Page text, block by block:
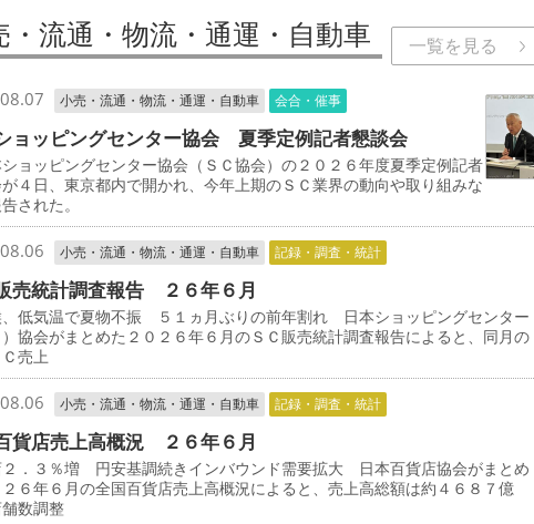
・流通・物流・通運・自動車 一覧を見る
小売・流通・物流・通運・自動車 会合・催事
ョッピングセンター協会 夏季定例記者懇談会
ョッピングセンター協会（ＳＣ協会）の２０２６年度夏季定例記者
４日、東京都内で開かれ、今年上期のＳＣ業界の動向や取り組みな
された。
小売・流通・物流・通運・自動車 記録・調査・統計
売統計調査報告 ２６年６月
低気温で夏物不振 ５１ヵ月ぶりの前年割れ 日本ショッピングセンター
）協会がまとめた２０２６年６月のＳＣ販売統計調査報告によると、同月の
売上
小売・流通・物流・通運・自動車 記録・調査・統計
貨店売上高概況 ２６年６月
．３％増 円安基調続きインバウンド需要拡大 日本百貨店協会がまとめ
６年６月の全国百貨店売上高概況によると、売上高総額は約４６８７億
数調整